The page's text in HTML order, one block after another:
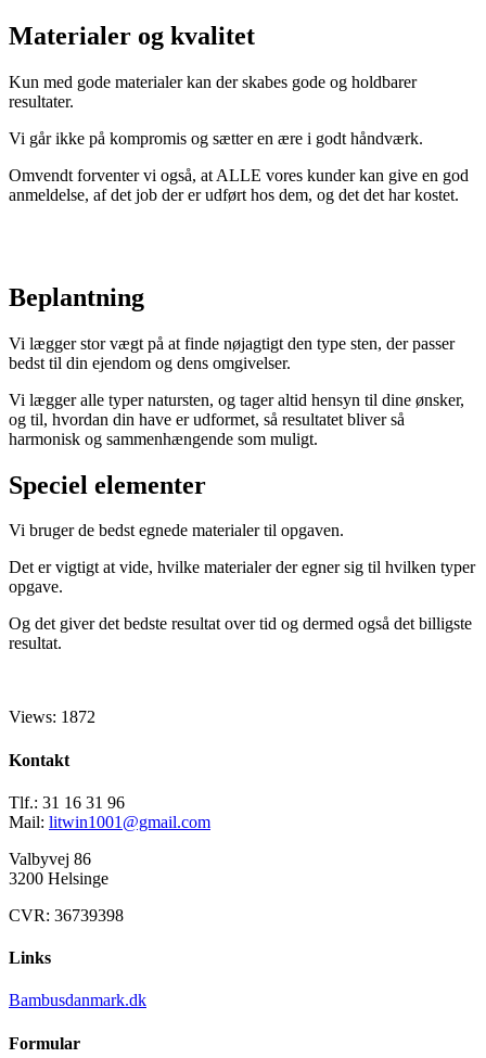
Materialer og kvalitet
Kun med gode materialer kan der skabes gode og holdbarer
resultater.
Vi går ikke på kompromis og sætter en ære i godt håndværk.
Omvendt forventer vi også, at ALLE vores kunder kan give en god
anmeldelse, af det job der er udført hos dem, og det det har kostet.
Beplantning
Vi lægger stor vægt på at finde nøjagtigt den type sten, der passer
bedst til din ejendom og dens omgivelser.
Vi lægger alle typer natursten, og tager altid hensyn til dine ønsker,
og til, hvordan din have er udformet, så resultatet bliver så
harmonisk og sammenhængende som muligt.
Speciel elementer
Vi bruger de bedst egnede materialer til opgaven.
Det er vigtigt at vide, hvilke materialer der egner sig til hvilken typer
opgave.
Og det giver det bedste resultat over tid og dermed også det billigste
resultat.
Views: 1872
Kontakt
Tlf.: 31 16 31 96
Mail: litwin1001@gmail.com
Valbyvej 86
3200 Helsinge
CVR: 36739398
Links
Bambusdanmark.dk
Formular